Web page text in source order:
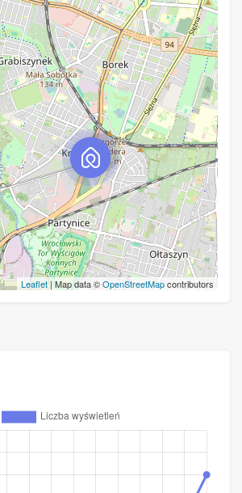
Leaflet| Map data ©OpenStreetMapcontributors